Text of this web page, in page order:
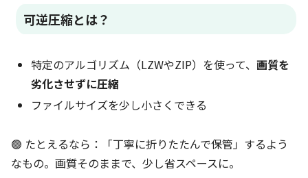
可逆圧縮とは？
特定のアルゴリズム（LZWやZIP）を使って、画質を
劣化させずに圧縮
ファイルサイズを少し小さくできる
🟢 たとえるなら：「丁寧に折りたたんで保管」するよう
なもの。画質そのままで、少し省スペースに。